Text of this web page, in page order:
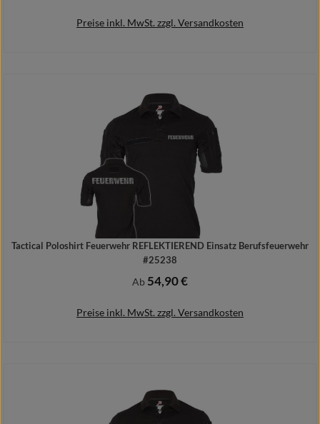
Preise inkl. MwSt. zzgl. Versandkosten
Details
Tactical Poloshirt Feuerwehr REFLEKTIEREND Einsatz Berufsfeuerwehr
#25238
Regulärer Preis:
Ab 54,90 €
Preise inkl. MwSt. zzgl. Versandkosten